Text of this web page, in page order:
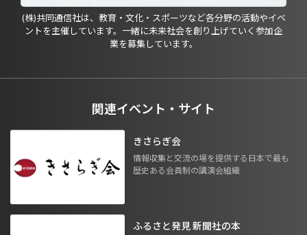
(株)共同通信社は、教育・文化・スポーツなど各分野の活動やイベ
ントを主催しています。一緒に未来社会を創り上げていく参加企
業を募集しています。
関連イベント・サイト
きさらぎ会
情報収集と交流の場を提供する日本で最も
歴史ある会員制の講演会組織
ふるさと発見 新聞社の本